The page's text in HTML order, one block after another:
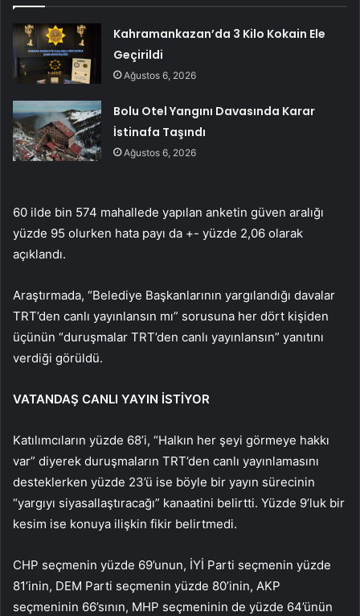
Kahramankazan’da 3 Kilo Kokain Ele
Geçirildi
Ağustos 6, 2026
Bolu Otel Yangını Davasında Karar
İstinafa Taşındı
Ağustos 6, 2026
60 ilde bin 574 mahallede yapılan anketin güven aralığı
yüzde 95 olurken hata payı da +- yüzde 2,06 olarak
açıklandı.
Araştırmada, “Belediye Başkanlarının yargılandığı davalar
TRT’den canlı yayınlansın mı” sorusuna her dört kişiden
üçünün “duruşmalar TRT’den canlı yayınlansın” yanıtını
verdiği görüldü.
VATANDAŞ CANLI YAYIN İSTİYOR
Katılımcıların yüzde 68’i, “Halkın her şeyi görmeye hakkı
var” diyerek duruşmaların TRT’den canlı yayınlamasını
desteklerken yüzde 23’ü ise böyle bir yayın sürecinin
“yargıyı siyasallaştıracağı” kanaatini belirtti. Yüzde 9’luk bir
kesim ise konuya ilişkin fikir belirtmedi.
CHP seçmenin yüzde 69’unun, İYİ Parti seçmenin yüzde
81’inin, DEM Parti seçmenin yüzde 80’inin, AKP
seçmeninin 66’sının, MHP seçmeninin de yüzde 64’ünün